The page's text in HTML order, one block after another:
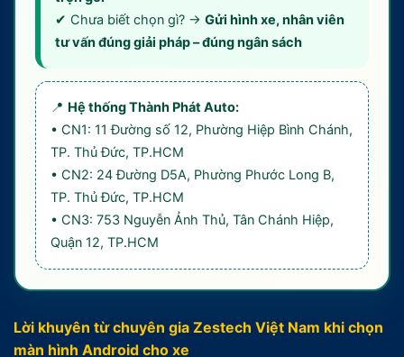
✔ Chưa biết chọn gì? → Gửi hình xe, nhân viên
tư vấn đúng giải pháp – đúng ngân sách
📍 Hệ thống Thành Phát Auto:
• CN1: 11 Đường số 12, Phường Hiệp Bình Chánh,
TP. Thủ Đức, TP.HCM
• CN2: 24 Đường D5A, Phường Phước Long B,
TP. Thủ Đức, TP.HCM
• CN3: 753 Nguyễn Ảnh Thủ, Tân Chánh Hiệp,
Quận 12, TP.HCM
Lời khuyên từ chuyên gia Zestech Việt Nam khi chọn
màn hình Android cho xe